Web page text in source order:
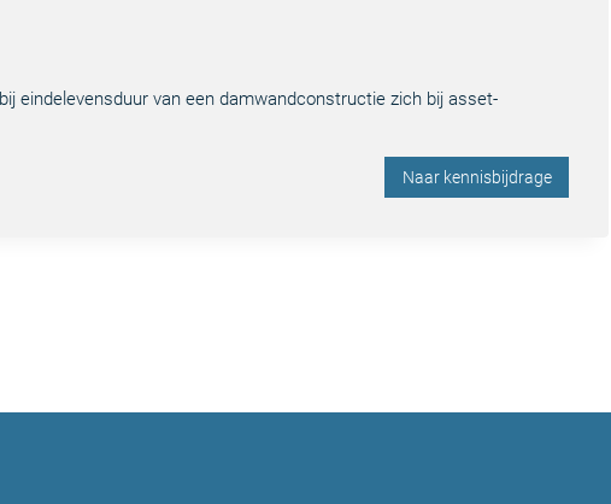
eindelevensduur van een damwandconstructie zich bij asset-
Naar kennisbijdrage